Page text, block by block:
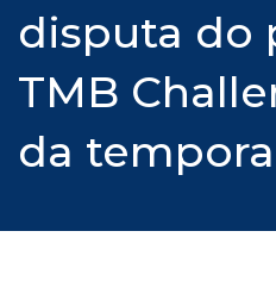
disputa do
TMB
da